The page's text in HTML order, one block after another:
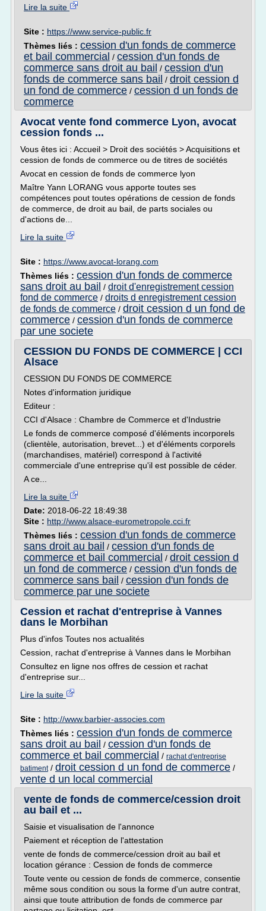
Lire la suite
Site : https://www.service-public.fr
Thèmes liés : cession d'un fonds de commerce
et bail commercial / cession d'un fonds de
commerce sans droit au bail / cession d'un
fonds de commerce sans bail / droit cession d
un fond de commerce / cession d un fonds de
commerce
Avocat vente fond commerce Lyon, avocat
cession fonds ...
Vous êtes ici : Accueil > Droit des sociétés > Acquisitions et
cession de fonds de commerce ou de titres de sociétés
Avocat en cession de fonds de commerce lyon
Maître Yann LORANG vous apporte toutes ses
compétences pout toutes opérations de cession de fonds
de commerce, de droit au bail, de parts sociales ou
d'actions de...
Lire la suite
Site : https://www.avocat-lorang.com
Thèmes liés : cession d'un fonds de commerce
sans droit au bail / droit d'enregistrement cession
fond de commerce / droits d enregistrement cession
de fonds de commerce / droit cession d un fond de
commerce / cession d'un fonds de commerce
par une societe
CESSION DU FONDS DE COMMERCE | CCI
Alsace
CESSION DU FONDS DE COMMERCE
Notes d'information juridique
Editeur :
CCI d'Alsace : Chambre de Commerce et d'Industrie
Le fonds de commerce composé d'éléments incorporels
(clientèle, autorisation, brevet...) et d'éléments corporels
(marchandises, matériel) correspond à l'activité
commerciale d'une entreprise qu'il est possible de céder.
A ce...
Lire la suite
Date: 2018-06-22 18:49:38
Site : http://www.alsace-eurometropole.cci.fr
Thèmes liés : cession d'un fonds de commerce
sans droit au bail / cession d'un fonds de
commerce et bail commercial / droit cession d
un fond de commerce / cession d'un fonds de
commerce sans bail / cession d'un fonds de
commerce par une societe
Cession et rachat d'entreprise à Vannes
dans le Morbihan
Plus d'infos Toutes nos actualités
Cession, rachat d'entreprise à Vannes dans le Morbihan
Consultez en ligne nos offres de cession et rachat
d'entreprise sur...
Lire la suite
Site : http://www.barbier-associes.com
Thèmes liés : cession d'un fonds de commerce
sans droit au bail / cession d'un fonds de
commerce et bail commercial / rachat d'entreprise
batiment/ droit cession d un fond de commerce /
vente d un local commercial
vente de fonds de commerce/cession droit
au bail et ...
Saisie et visualisation de l'annonce
Paiement et réception de l'attestation
vente de fonds de commerce/cession droit au bail et
location gérance : Cession de fonds de commerce
Toute vente ou cession de fonds de commerce, consentie
même sous condition ou sous la forme d'un autre contrat,
ainsi que toute attribution de fonds de commerce par